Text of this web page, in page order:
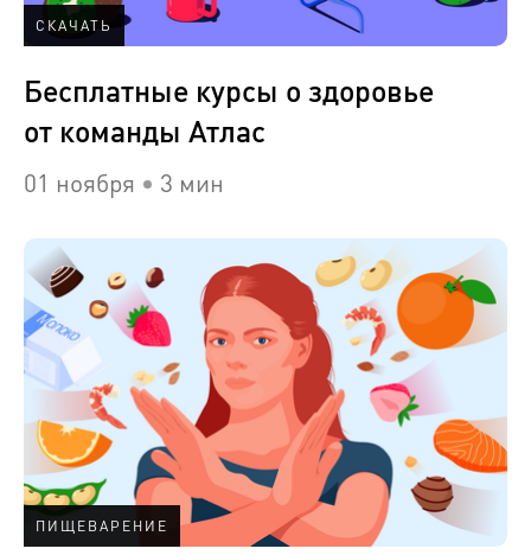
СКАЧАТЬ
Бесплатные курсы о здоровье
от команды Атлас
01 ноября 3 мин
ПИЩЕВАРЕНИЕ